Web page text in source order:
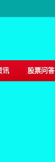
讯 股票问答